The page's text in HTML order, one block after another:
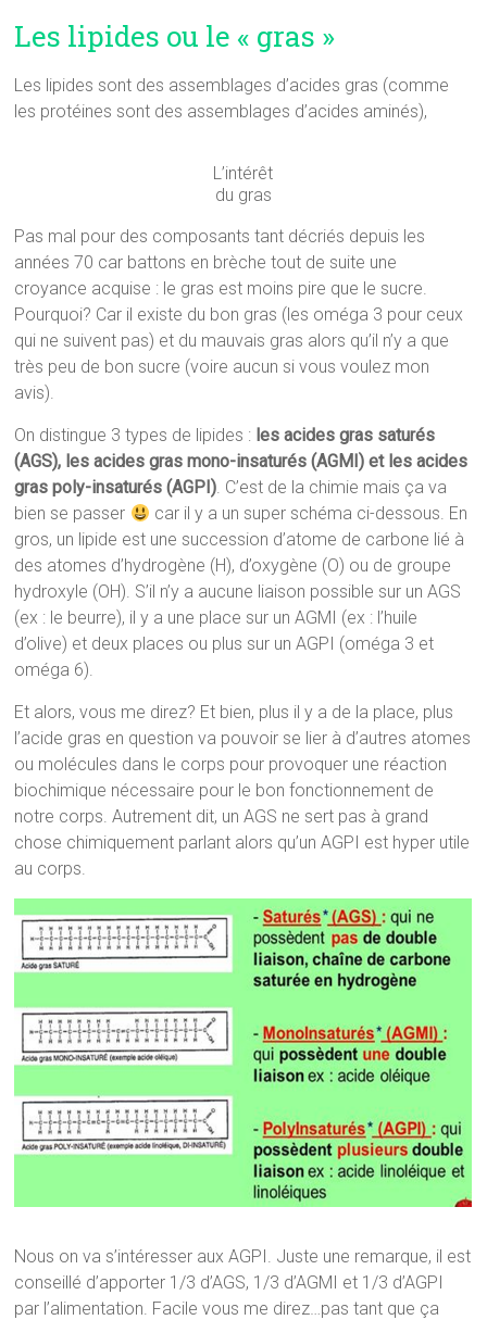
Les lipides ou le « gras »
Les lipides sont des assemblages d’acides gras (comme
les protéines sont des assemblages d’acides aminés),
L’intérêt
du gras
Pas mal pour des composants tant décriés depuis les
années 70 car battons en brèche tout de suite une
croyance acquise : le gras est moins pire que le sucre.
Pourquoi? Car il existe du bon gras (les oméga 3 pour ceux
qui ne suivent pas) et du mauvais gras alors qu’il n’y a que
très peu de bon sucre (voire aucun si vous voulez mon
avis).
On distingue 3 types de lipides : les acides gras saturés
(AGS), les acides gras mono-insaturés (AGMI) et les acides
gras poly-insaturés (AGPI). C’est de la chimie mais ça va
bien se passer
car il y a un super schéma ci-dessous. En
gros, un lipide est une succession d’atome de carbone lié à
des atomes d’hydrogène (H), d’oxygène (O) ou de groupe
hydroxyle (OH). S’il n’y a aucune liaison possible sur un AGS
(ex : le beurre), il y a une place sur un AGMI (ex : l’huile
d’olive) et deux places ou plus sur un AGPI (oméga 3 et
oméga 6).
Et alors, vous me direz? Et bien, plus il y a de la place, plus
l’acide gras en question va pouvoir se lier à d’autres atomes
ou molécules dans le corps pour provoquer une réaction
biochimique nécessaire pour le bon fonctionnement de
notre corps. Autrement dit, un AGS ne sert pas à grand
chose chimiquement parlant alors qu’un AGPI est hyper utile
au corps.
Nous on va s’intéresser aux AGPI. Juste une remarque, il est
conseillé d’apporter 1/3 d’AGS, 1/3 d’AGMI et 1/3 d’AGPI
par l’alimentation. Facile vous me direz…pas tant que ça